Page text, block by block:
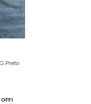
Preto